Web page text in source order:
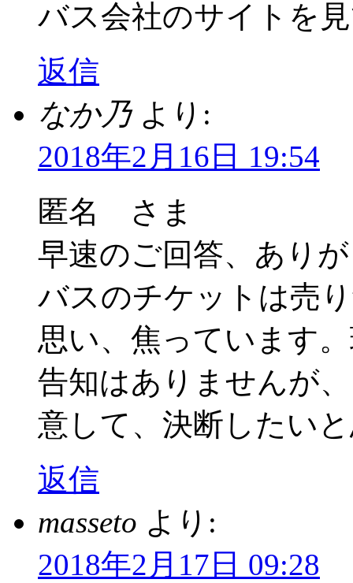
バス会社のサイトを
返信
なか乃 より:
2018年2月16日 19:54
匿名 さま
早速のご回答、あり
バスのチケットは売
思い、焦っています
告知はありませんが
意して、決断したい
返信
masseto より:
2018年2月17日 09:28